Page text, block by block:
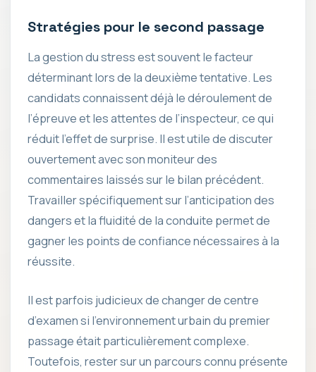
Stratégies pour le second passage
La gestion du stress est souvent le facteur
déterminant lors de la deuxième tentative. Les
candidats connaissent déjà le déroulement de
l’épreuve et les attentes de l’inspecteur, ce qui
réduit l’effet de surprise. Il est utile de discuter
ouvertement avec son moniteur des
commentaires laissés sur le bilan précédent.
Travailler spécifiquement sur l’anticipation des
dangers et la fluidité de la conduite permet de
gagner les points de confiance nécessaires à la
réussite.
Il est parfois judicieux de changer de centre
d’examen si l’environnement urbain du premier
passage était particulièrement complexe.
Toutefois, rester sur un parcours connu présente